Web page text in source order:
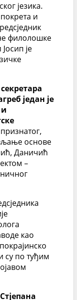
језика.
и
филолошке
је
један је
основе
Даничић
–
као
су по туђим